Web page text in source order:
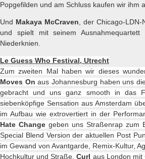
Popgefilden und am Schluss kaufen wir ihm
Und Makaya McCraven, der Chicago-LDN-
und spielt mit seinem
Niederknien.
Le Guess Who Festival, Utrecht
Zum zweiten Mal haben wir dieses
Moves On aus Johannesburg haben uns
gebracht und uns ganz smooth in das
siebenköpfige Sensation aus Amsterdam
im Aufbau wie extrovertiert in der
Hate Changegeben uns Straßenrap zum
Special Blend Version der aktuellen Post
im Gewand von Avantgarde, Remix-Kultur,
Hochkultur und Straße.Curl aus London mit